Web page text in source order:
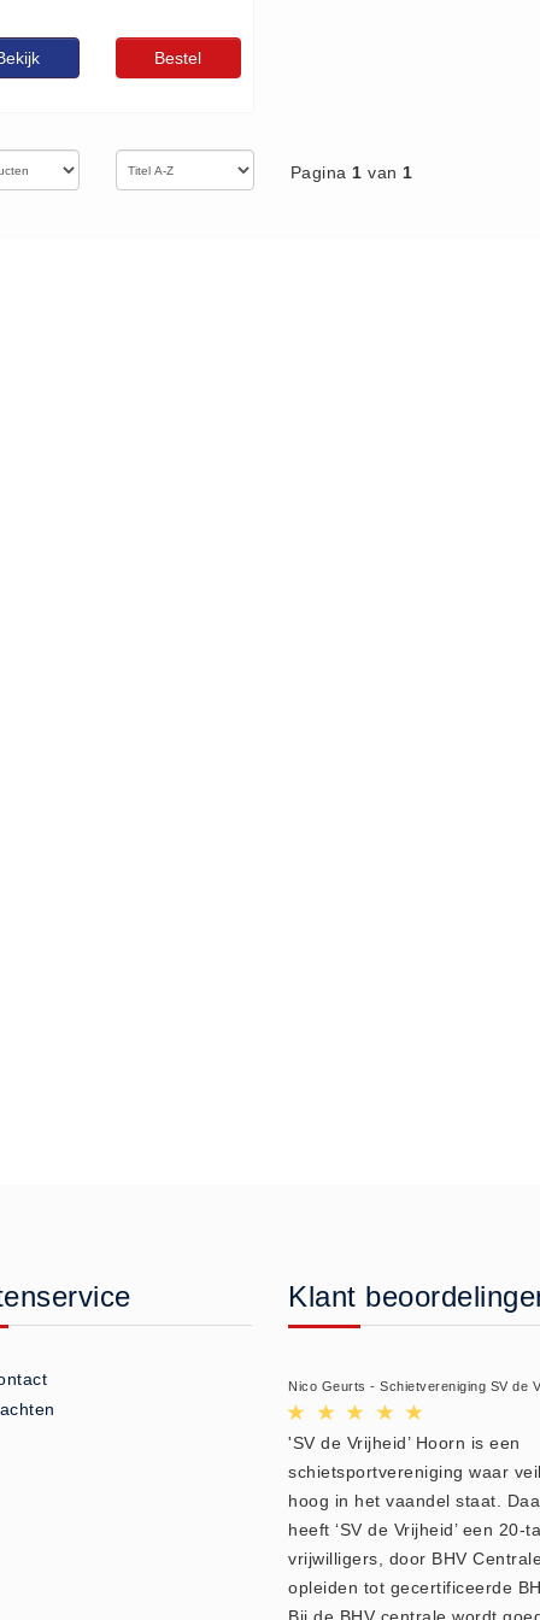
Bestel
Pagina 1 van 1
Klant
Nico Geurts - Schietvereniging SV de
'SV de Vrijheid’ Hoorn is een
schietsportvereniging waar
hoog in het vaandel staat.
heeft ‘SV de Vrijheid’ een 20-
vrijwilligers, door BHV
opleiden tot gecertificeerde